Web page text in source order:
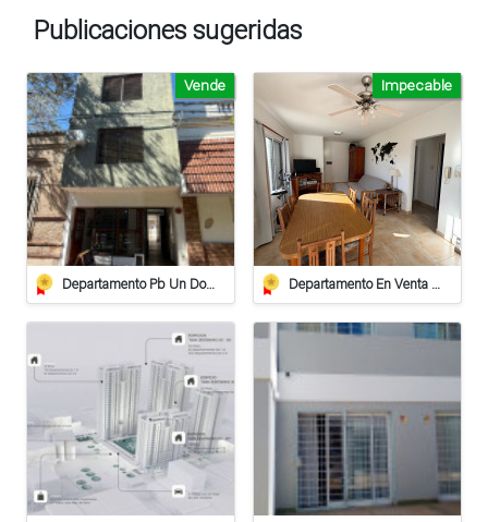
Publicaciones sugeridas
Departamento Pb Un Dormitorio - Apto Crédito
Vende
Departamento En Venta De 2 Dormitorios Con Cochera Cubierta Y Terraza Privada
Impecable